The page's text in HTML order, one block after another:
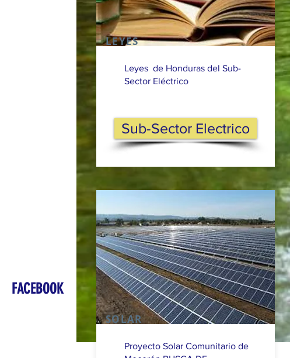
FACEBOOK
LEYES
Leyes de Honduras del Sub-
Sector Eléctrico
Sub-Sector Electrico
SOLAR
Proyecto Solar Comunitario de